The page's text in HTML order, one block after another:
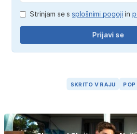
Strinjam se s splošnimi pogoji in
Prijavi se
SKRITO V RAJU